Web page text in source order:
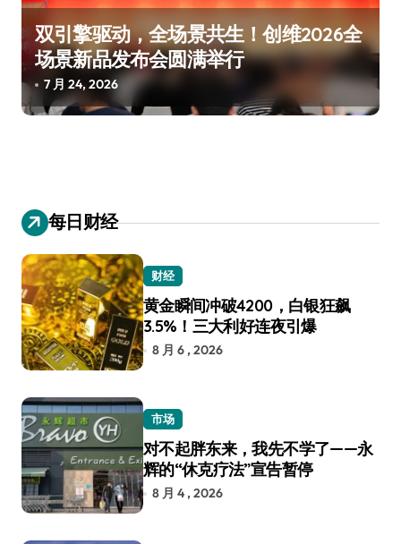
双引擎驱动，全场景共生！创维2026全
场景新品发布会圆满举行
7 月 24, 2026
每日财经
财经
黄金瞬间冲破4200，白银狂飙
3.5%！三大利好连夜引爆
8 月 6 , 2026
市场
对不起胖东来，我先不学了——永
辉的“休克疗法”宣告暂停
8 月 4 , 2026